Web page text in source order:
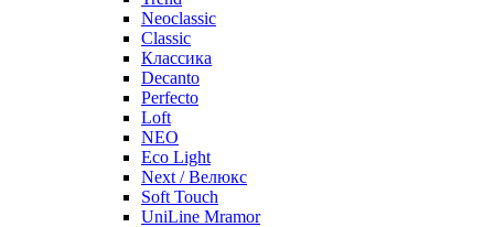
Neoclassic
Classic
Классика
Decanto
Perfecto
Loft
NEO
Eco Light
Next / Велюкс
Soft Touch
UniLine Mramor